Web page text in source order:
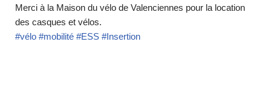
Merci à la Maison du vélo de Valenciennes pour la location
des casques et vélos.
#vélo #mobilité #ESS #Insertion